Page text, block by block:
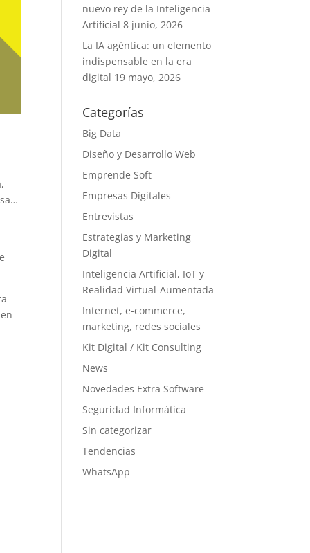
nuevo rey de la Inteligencia
Artificial 8 junio, 2026
La IA agéntica: un elemento
indispensable en la era
digital 19 mayo, 2026
Categorías
Big Data
Diseño y Desarrollo Web
Emprende Soft
Empresas Digitales
Entrevistas
Estrategias y Marketing
Digital
Inteligencia Artificial, IoT y
Realidad Virtual-Aumentada
Internet, e-commerce,
marketing, redes sociales
Kit Digital / Kit Consulting
News
Novedades Extra Software
Seguridad Informática
Sin categorizar
Tendencias
WhatsApp